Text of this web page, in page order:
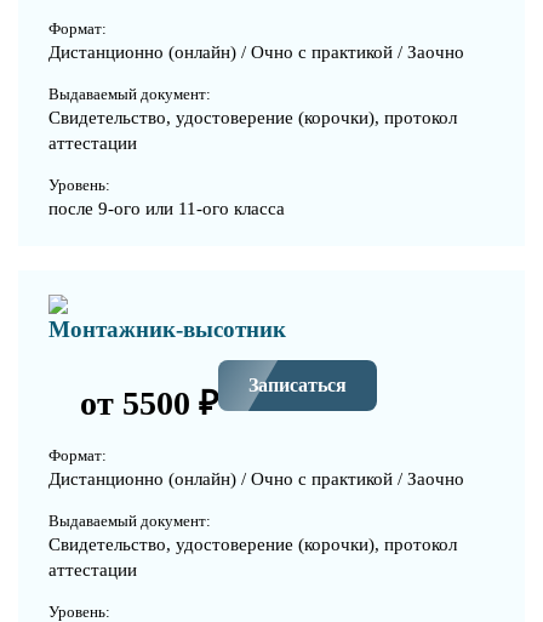
Формат:
Дистанционно (онлайн) / Очно с практикой / Заочно
Выдаваемый документ:
Свидетельство, удостоверение (корочки), протокол
аттестации
Уровень:
после 9-ого или 11-ого класса
Монтажник-высотник
от 5500 ₽ Записаться
Формат:
Дистанционно (онлайн) / Очно с практикой / Заочно
Выдаваемый документ:
Свидетельство, удостоверение (корочки), протокол
аттестации
Уровень: